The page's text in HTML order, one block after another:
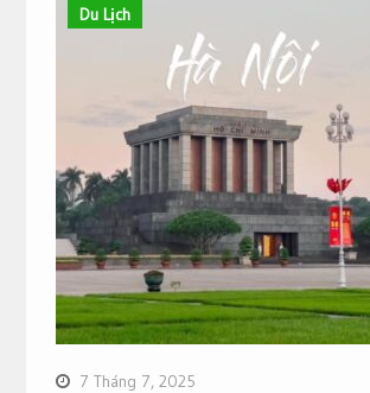
Du Lịch
7 Tháng 7, 2025